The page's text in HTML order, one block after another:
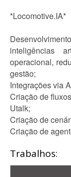
*Locomotive.IA*
inteligências
operacional,
gestão;
Integrações via
Criação de
Utalk;
Criação de
Criação de
Trabalhos: